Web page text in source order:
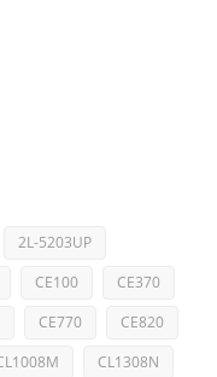
2L-5203UP
CE100
CE370
CE770
CE820
CL1308N